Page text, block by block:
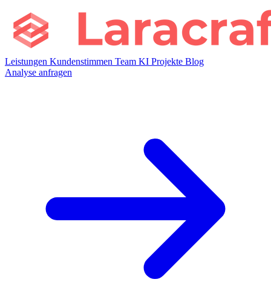
Leistungen Kundenstimmen Team KI Projekte Blog
Analyse anfragen